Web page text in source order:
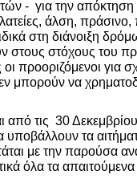
- για την
άλση, πράσινο,
στη διάνοιξη
στους στόχους του
προοριζόμενοι για
μπορούν να
τις 30
τα
με την παρούσα
όλα τα απαιτούμενα